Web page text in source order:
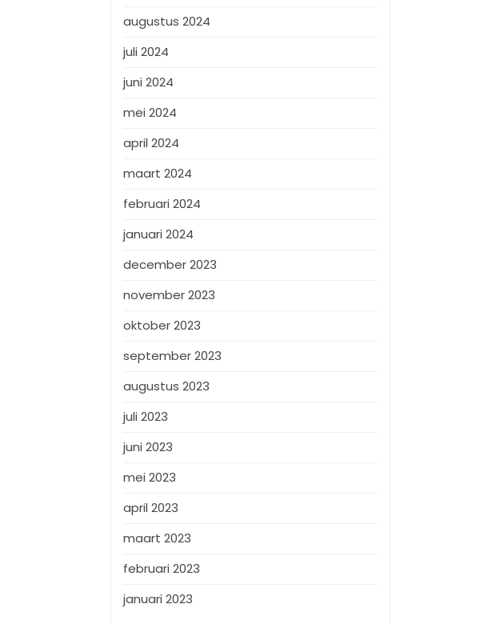
augustus 2024
juli 2024
juni 2024
mei 2024
april 2024
maart 2024
februari 2024
januari 2024
december 2023
november 2023
oktober 2023
september 2023
augustus 2023
juli 2023
juni 2023
mei 2023
april 2023
maart 2023
februari 2023
januari 2023